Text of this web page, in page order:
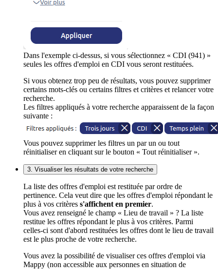
Dans l'exemple ci-dessus, si vous sélectionnez « CDI (941) »
seules les offres d'emploi en CDI vous seront restituées.
Si vous obtenez trop peu de résultats, vous pouvez supprimer
certains mots-clés ou certains filtres et critères et relancer votre
recherche.
Les filtres appliqués à votre recherche apparaissent de la façon
suivante :
Vous pouvez supprimer les filtres un par un ou tout
réinitialiser en cliquant sur le bouton « Tout réinitialiser ».
3. Visualiser les résultats de votre recherche
La liste des offres d'emploi est restituée par ordre de
pertinence. Cela veut dire que les offres d'emploi répondant le
plus à vos critères s'affichent en premier.
Vous avez renseigné le champ « Lieu de travail » ? La liste
restitue les offres répondant le plus à vos critères. Parmi
celles-ci sont d'abord restituées les offres dont le lieu de travail
est le plus proche de votre recherche.
Vous avez la possibilité de visualiser ces offres d'emploi via
Mappy (non accessible aux personnes en situation de